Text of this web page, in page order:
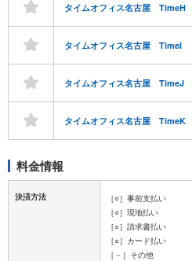
タイムオフィス名古屋 TimeH
タイムオフィス名古屋 TimeI
タイムオフィス名古屋 TimeJ
タイムオフィス名古屋 TimeK
料金情報
決済方法
［○］事前支払い
［○］現地払い
［○］請求書払い
［○］カード払い
［－］その他